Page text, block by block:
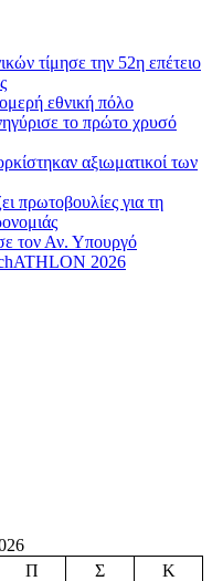
τίμησε την 52η επέτειο
εθνική πόλο
το πρώτο χρυσό
αξιωματικοί των
πρωτοβουλίες για τη
τον Αν. Υπουργό
2026
Π Σ Κ